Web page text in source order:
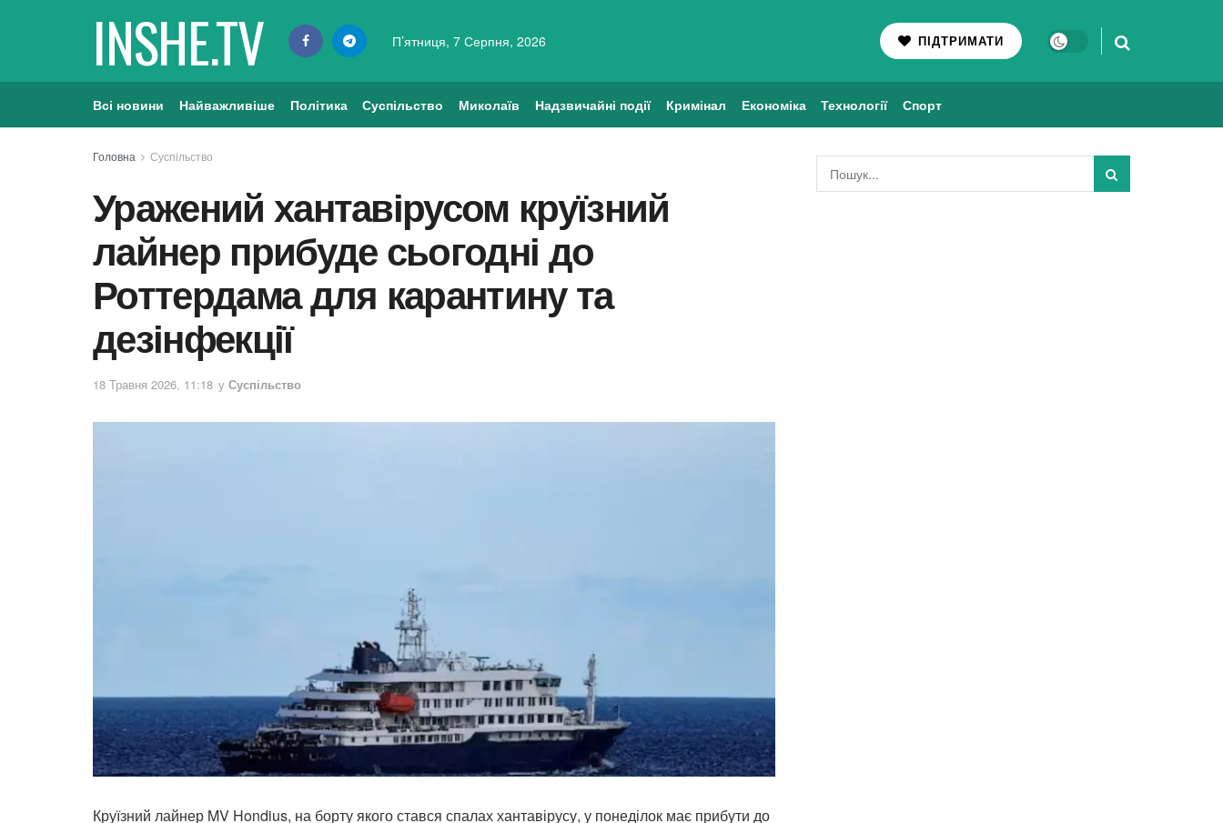
INSHE.TV П’ятниця, 7 Серпня, 2026 ПІДТРИМАТИ
Всі новини Найважливіше Політика Суспільство Миколаїв Надзвичайні події Кримінал Економіка Технології Спорт
Головна Суспільство
Уражений хантавірусом круїзний
лайнер прибуде сьогодні до
Роттердама для карантину та
дезінфекції
18 Травня 2026, 11:18 у Суспільство
Круїзний лайнер MV Hondius, на борту якого стався спалах хантавірусу, у понеділок має прибути до